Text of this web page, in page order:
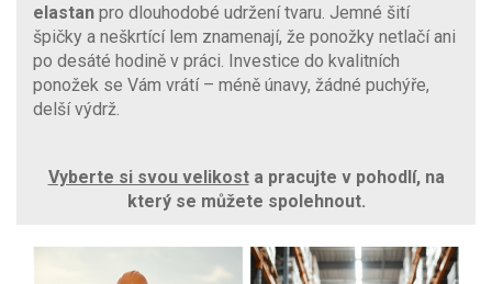
elastan pro dlouhodobé udržení tvaru. Jemné šití
špičky a neškrtící lem znamenají, že ponožky netlačí ani
po desáté hodině v práci. Investice do kvalitních
ponožek se Vám vrátí – méně únavy, žádné puchýře,
delší výdrž.
Vyberte si svou velikosta pracujte v pohodlí, na
který se můžete spolehnout.